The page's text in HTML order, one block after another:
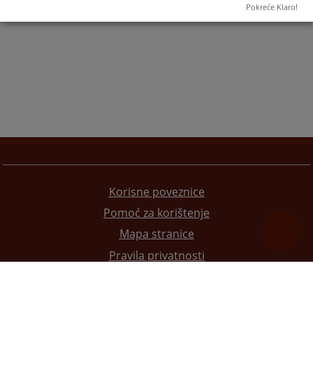
Korisne poveznice
Pomoć za korištenje
Mapa stranice
Pravila privatnosti
Pokreće Klaro!